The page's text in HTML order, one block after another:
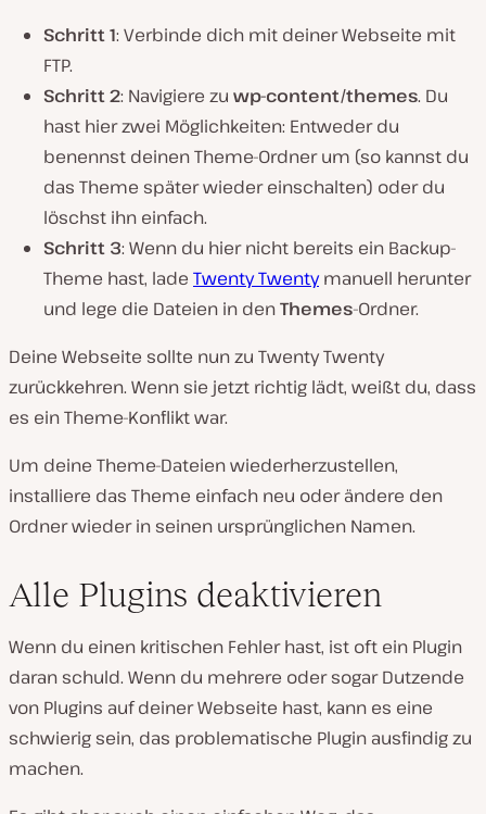
Schritt 1: Verbinde dich mit deiner Webseite mit
FTP.
Schritt 2: Navigiere zu wp-content/themes. Du
hast hier zwei Möglichkeiten: Entweder du
benennst deinen Theme-Ordner um (so kannst du
das Theme später wieder einschalten) oder du
löschst ihn einfach.
Schritt 3: Wenn du hier nicht bereits ein Backup-
Theme hast, lade Twenty Twentymanuell herunter
und lege die Dateien in denThemes-Ordner.
Deine Webseite sollte nun zu Twenty Twenty
zurückkehren. Wenn sie jetzt richtig lädt, weißt du, dass
es ein Theme-Konflikt war.
Um deine Theme-Dateien wiederherzustellen,
installiere das Theme einfach neu oder ändere den
Ordner wieder in seinen ursprünglichen Namen.
Alle Plugins deaktivieren
Wenn du einen kritischen Fehler hast, ist oft ein Plugin
daran schuld. Wenn du mehrere oder sogar Dutzende
von Plugins auf deiner Webseite hast, kann es eine
schwierig sein, das problematische Plugin ausfindig zu
machen.